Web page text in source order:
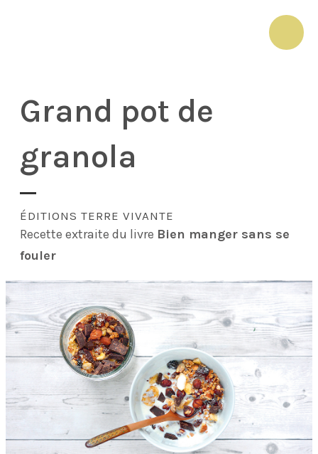
Grand pot de
granola
ÉDITIONS TERRE VIVANTE
Recette extraite du livre Bien manger sans se
fouler